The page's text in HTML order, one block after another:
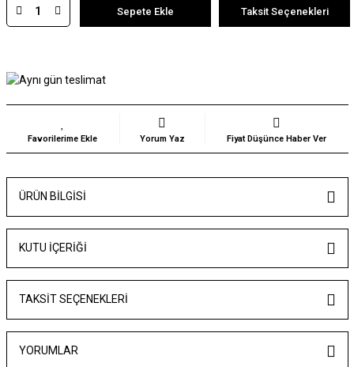
Sepete Ekle Taksit Seçenekleri
Yorum Yaz Fiyat Düşünce Haber Ver
ÜRÜN BILGISI
KUTU İÇERİĞİ
TAKSIT SEÇENEKLERI
YORUMLAR